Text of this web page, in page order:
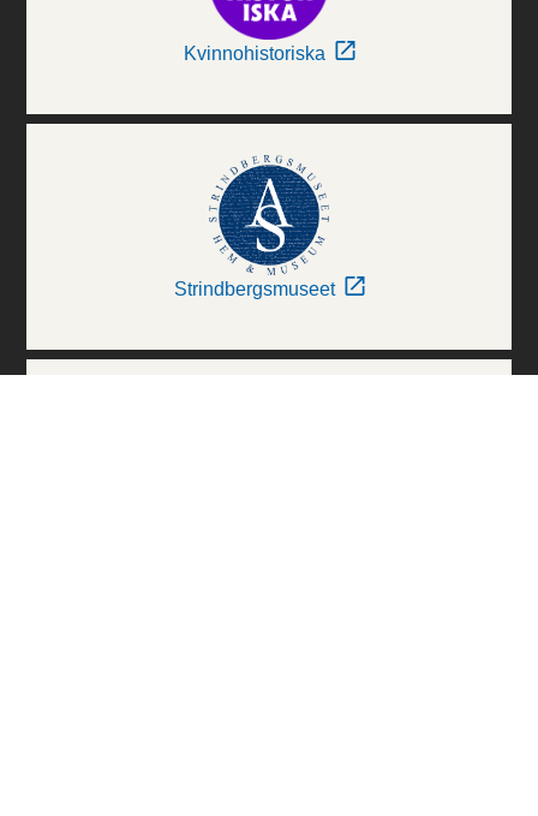
Kvinnohistoriska
Strindbergsmuseet